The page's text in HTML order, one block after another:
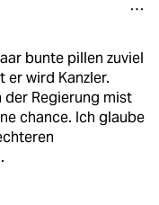
bunte pillen zuviel
er wird Kanzler.
Regierung mist
chance. Ich glaube